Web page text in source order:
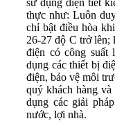
thực như: Luôn
chỉ bật điều hòa
26-27 độ C trở lên;
điện có công suất
dụng các thiết bị
điện, bảo vệ môi
quý khách hàng
dụng các giải
nước, lợi nhà.